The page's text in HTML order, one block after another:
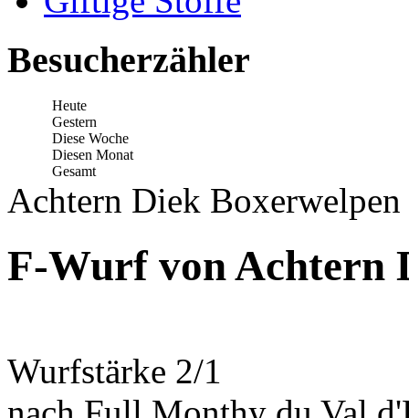
Besucherzähler
Heute
Gestern
Diese Woche
Diesen Monat
Gesamt
Achtern Diek
F-Wurf von Achtern
Wurfstärke 2/1